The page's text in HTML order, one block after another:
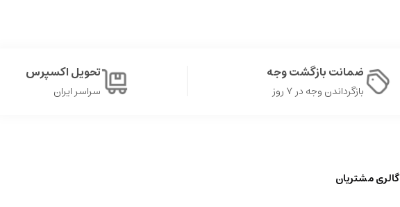
ضمانت بازگشت وجه
بازگرداندن وجه در ۷ روز
تحویل اکسپرس
سراسر ایران
گالری مشتریان